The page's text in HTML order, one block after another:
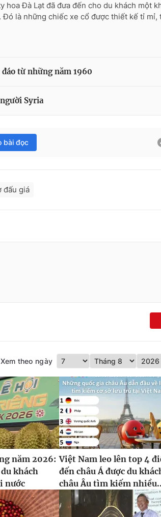
hoa Đà Lạt đã đưa đến cho du khách một
Đó là những chiếc xe cổ được thiết kế tỉ mỉ,
từ những năm 1960
Syria
bài đọc
đấu giá
Xem theo ngày
năm 2026:
khách
nước
Việt Nam leo lên top 4
đến châu Á được du
châu Âu tìm kiếm